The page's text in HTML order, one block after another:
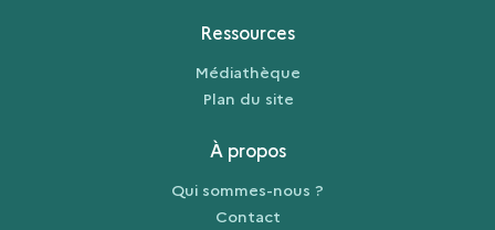
Ressources
Médiathèque
Plan du site
À propos
Qui sommes-nous ?
Contact